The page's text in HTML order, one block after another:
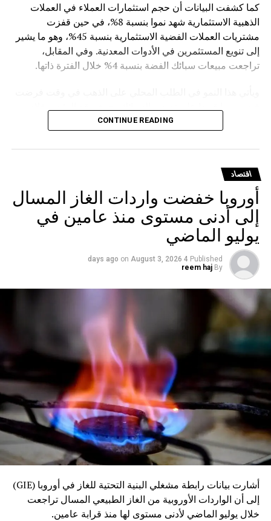
كما كشفت البيانات أن حجم استثمارات العملاء في العملات
الذهبية الاستثمارية شهد نموا بنسبة 8%، في حين قفزت
مشتريات العملات الفضية الاستثمارية بنسبة 45%، وهو ما يشير
إلى تنويع المستثمرين في الأدوات المعدنية. وفي المقابل،
تراجعت مبيعات سبائك الفضة بنسبة 4% خلال الفترة ذاتها.
بوتين في مارس الماضي مرسوما يمنع تصدير سبائك الذهب التي
المغادرين من مطارات موسكو الثلاثة (شيريميتيفو ودوموديدوفو
وفنوكوفو) ومطار فلاديفوستوك (كنيفيتشي) بشرط حصولهم
على تصريح مسبق من هيئة الرقابة الروسية على المعادن
الثمينة.
CONTINUE READING
اقتصاد
أوروبا خفضت واردات الغاز المسال
إلى أدنى مستوى منذ عامين في
يوليو الماضي
Published
4 days ago
on August 3, 2026
By
reem haj
أشارت بيانات رابطة مشغلي البنية التحتية للغاز في أوروبا (GIE)
إلى أن الواردات الأوروبية من الغاز الطبيعي المسال تراجعت
خلال يوليو الماضي لأدنى مستوى لها منذ قرابة عامين.